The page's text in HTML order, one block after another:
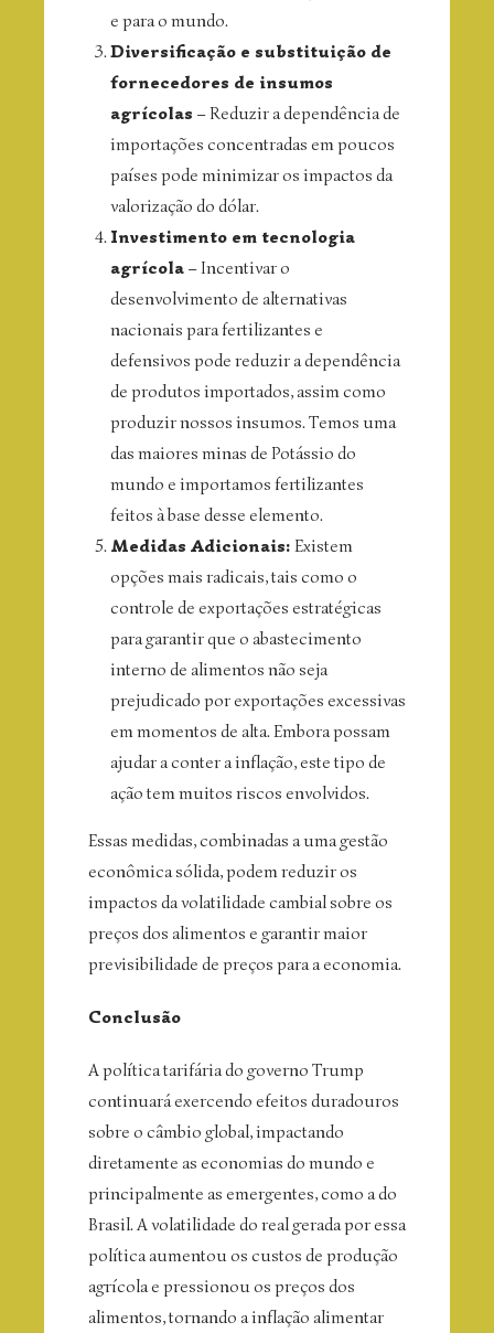
e para o mundo.
Diversificação e substituição de
fornecedores de insumos
agrícolas – Reduzir a dependência de
importações concentradas em poucos
países pode minimizar os impactos da
valorização do dólar.
Investimento em tecnologia
agrícola – Incentivar o
desenvolvimento de alternativas
nacionais para fertilizantes e
defensivos pode reduzir a dependência
de produtos importados, assim como
produzir nossos insumos. Temos uma
das maiores minas de Potássio do
mundo e importamos fertilizantes
feitos à base desse elemento.
Medidas Adicionais: Existem
opções mais radicais, tais como o
controle de exportações estratégicas
para garantir que o abastecimento
interno de alimentos não seja
prejudicado por exportações excessivas
em momentos de alta. Embora possam
ajudar a conter a inflação, este tipo de
ação tem muitos riscos envolvidos.
Essas medidas, combinadas a uma gestão
econômica sólida, podem reduzir os
impactos da volatilidade cambial sobre os
preços dos alimentos e garantir maior
previsibilidade de preços para a economia.
Conclusão
A política tarifária do governo Trump
continuará exercendo efeitos duradouros
sobre o câmbio global, impactando
diretamente as economias do mundo e
principalmente as emergentes, como a do
Brasil. A volatilidade do real gerada por essa
política aumentou os custos de produção
agrícola e pressionou os preços dos
alimentos, tornando a inflação alimentar